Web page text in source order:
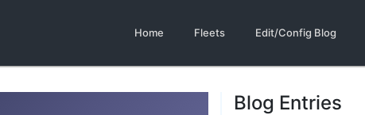
Home Fleets Edit/Config Blog
Blog Entries